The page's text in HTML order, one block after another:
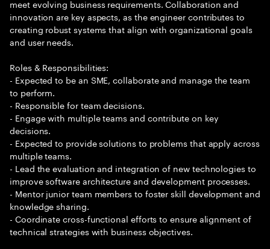
meet evolving business requirements. Collaboration and
innovation are key aspects, as the engineer contributes to
creating robust systems that align with organizational goals
and user needs.
Roles & Responsibilities:
- Expected to be an SME, collaborate and manage the team
to perform.
- Responsible for team decisions.
- Engage with multiple teams and contribute on key
decisions.
- Expected to provide solutions to problems that apply across
multiple teams.
- Lead the evaluation and integration of new technologies to
improve software architecture and development processes.
- Mentor junior team members to foster skill development and
knowledge sharing.
- Coordinate cross-functional efforts to ensure alignment of
technical strategies with business objectives.